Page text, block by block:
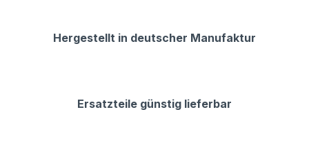
Hergestellt in deutscher Manufaktur
Ersatzteile günstig lieferbar